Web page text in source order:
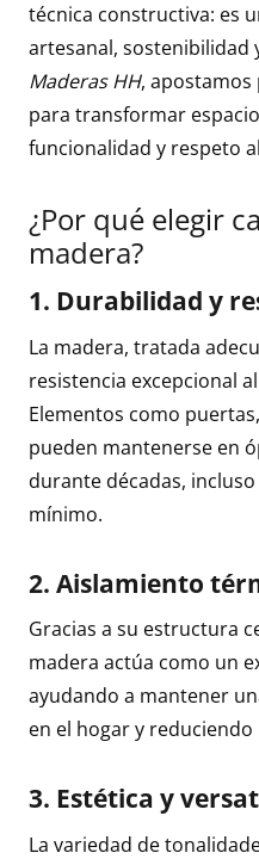
técnica constructiva: es
artesanal, sostenibilidad
Maderas HH,
para transformar
funcionalidad y respeto
¿Por qué elegir
madera?
1. Durabilidad y
La madera, tratada
resistencia excepcional
Elementos como
pueden mantenerse en
durante décadas,
mínimo.
2. Aislamiento
Gracias a su estructura
madera actúa como un
ayudando a mantener
en el hogar y
3. Estética y
La variedad de